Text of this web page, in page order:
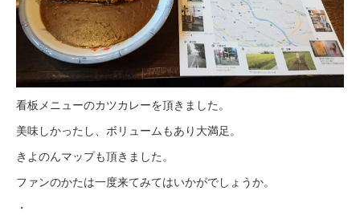
看板メニューのカツカレーを頂きました。
美味しかったし、ボリュームもあり大満足。
きよのんマップも頂きました。
ファンのかたは一度来てみてはいかがでしょうか。
・